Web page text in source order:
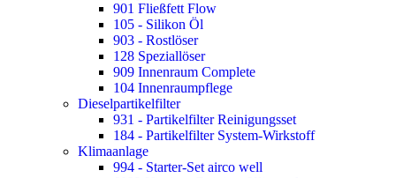
901 Fließfett Flow
105 - Silikon Öl
903 - Rostlöser
128 Speziallöser
909 Innenraum Complete
104 Innenraumpflege
Dieselpartikelfilter
931 - Partikelfilter Reinigungsset
184 - Partikelfilter System-Wirkstoff
Klimaanlage
994 - Starter-Set airco well